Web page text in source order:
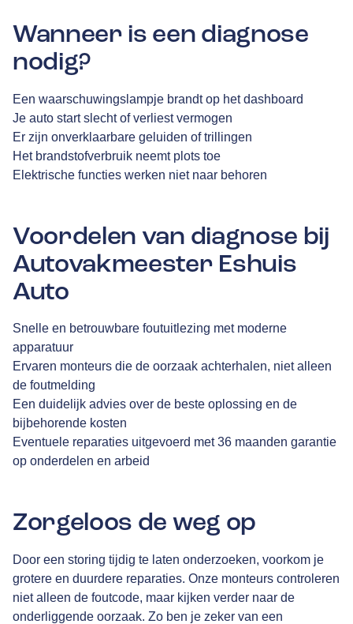
Wanneer is een diagnose
nodig?
Een waarschuwingslampje brandt op het dashboard
Je auto start slecht of verliest vermogen
Er zijn onverklaarbare geluiden of trillingen
Het brandstofverbruik neemt plots toe
Elektrische functies werken niet naar behoren
Voordelen van diagnose bij
Autovakmeester Eshuis
Auto
Snelle en betrouwbare foutuitlezing met moderne
apparatuur
Ervaren monteurs die de oorzaak achterhalen, niet alleen
de foutmelding
Een duidelijk advies over de beste oplossing en de
bijbehorende kosten
Eventuele reparaties uitgevoerd met 36 maanden garantie
op onderdelen en arbeid
Zorgeloos de weg op
Door een storing tijdig te laten onderzoeken, voorkom je
grotere en duurdere reparaties. Onze monteurs controleren
niet alleen de foutcode, maar kijken verder naar de
onderliggende oorzaak. Zo ben je zeker van een